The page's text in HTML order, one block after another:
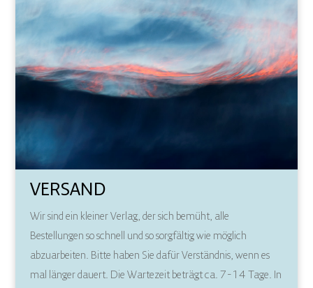
VERSAND
Wir sind ein kleiner Verlag, der sich bemüht, alle
Bestellungen so schnell und so sorgfältig wie möglich
abzuarbeiten. Bitte haben Sie dafür Verständnis, wenn es
mal länger dauert. Die Wartezeit beträgt ca. 7-14 Tage. In